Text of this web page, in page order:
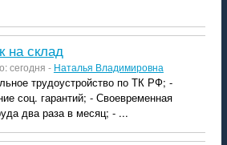
на склад
сегодня - Наталья Владимировна
трудоустройство по ТК РФ; -
соц. гарантий; - Своевременная
два раза в месяц; - ...